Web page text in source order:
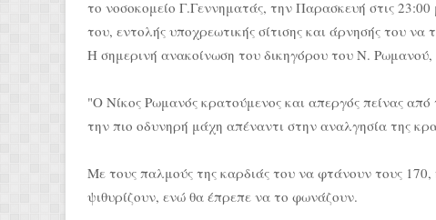
το νοσοκομείο Γ.Γεννηματάς, την Παρασκευή στις 23:00
του, εντολής υποχρεωτικής σίτισης και άρνησής του να
Η σημερινή ανακοίνωση του δικηγόρου του Ν.
"O Nίκος Ρωμανός κρατούμενος και απεργός πείνας
την πιο οδυνηρή μάχη απέναντι στην αναλγησία της
Με τους παλμούς της καρδιάς του να φτάνουν τους
ψιθυρίζουν, ενώ θα έπρεπε να το φωνάζουν.